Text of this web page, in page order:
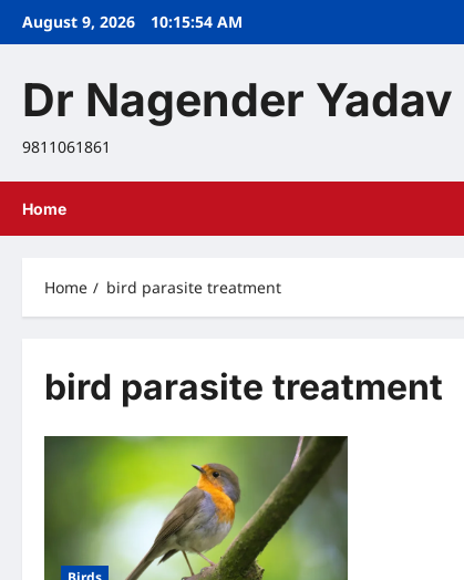
SkipAugust 9, 2026 10:15:55 AM
Dr Nagender Yadav
9811061861
Home
Home bird parasite treatment
bird parasite treatment